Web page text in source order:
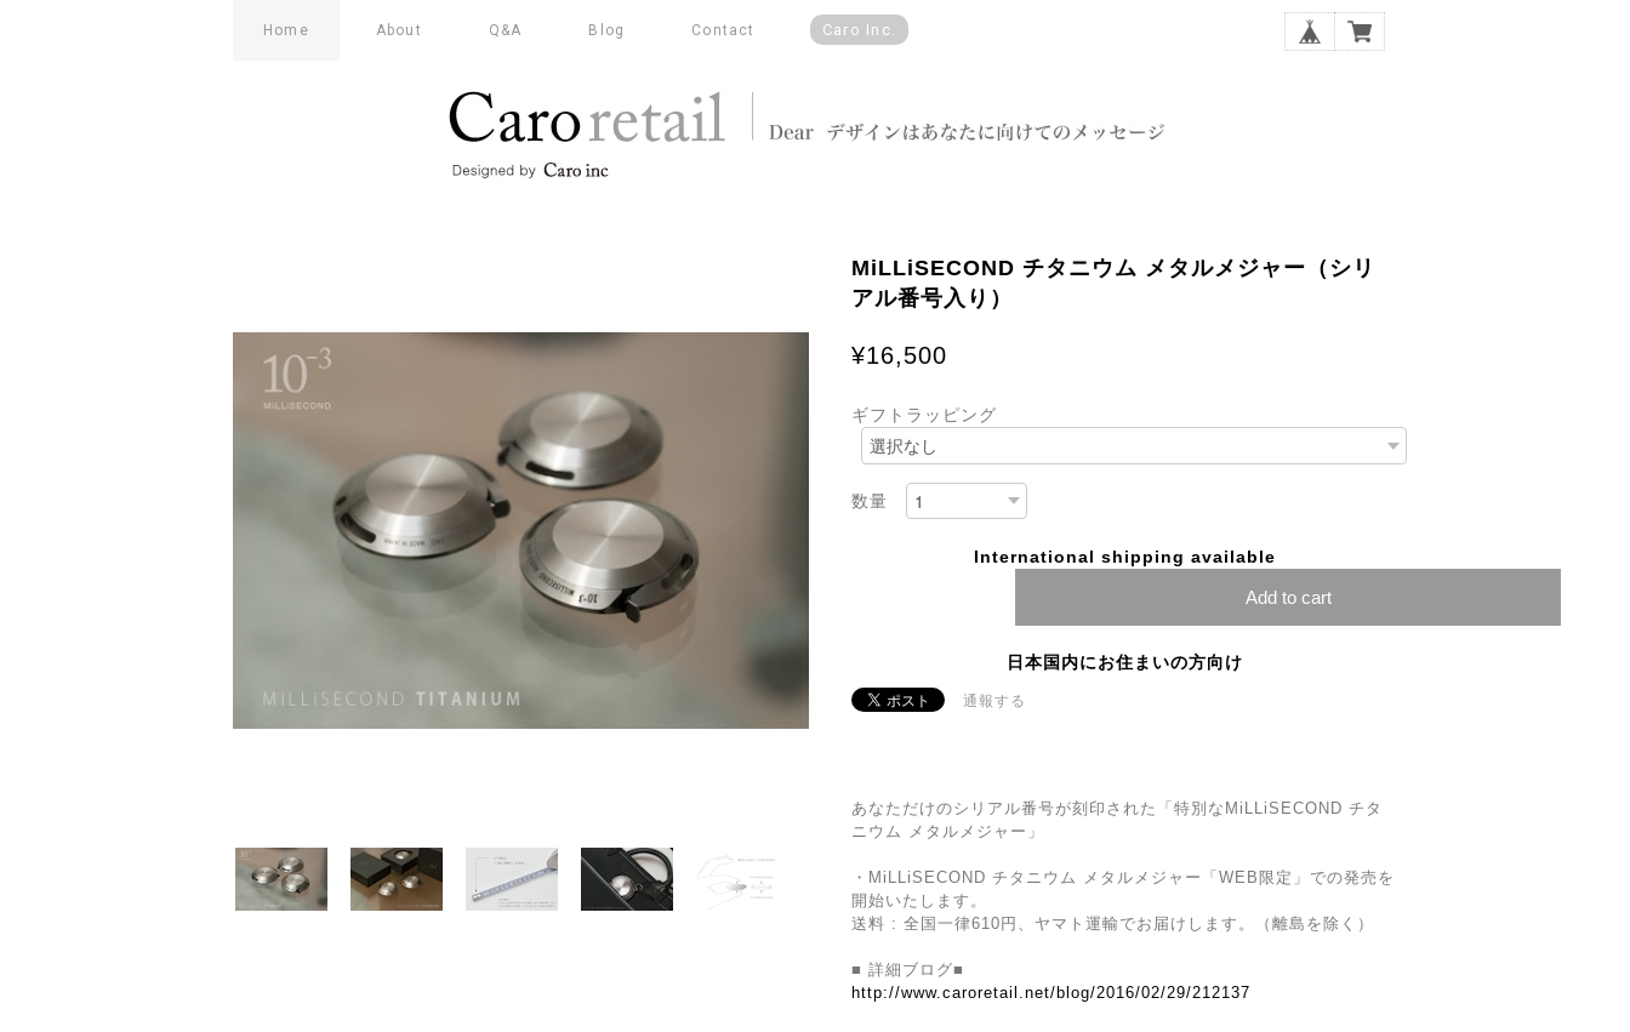
Home About Q&A Blog Contact Caro Inc.
MiLLiSECOND チタニウム メタルメジャー（シリ
アル番号入り）
¥16,500
ギフトラッピング
数量
International shipping available
Add to cart
日本国内にお住まいの方向け
通報する
あなただけのシリアル番号が刻印された「特別なMiLLiSECOND チタ
ニウム メタルメジャー」
・MiLLiSECOND チタニウム メタルメジャー「WEB限定」での発売を
開始いたします。
送料 : 全国一律610円、ヤマト運輸でお届けします。（離島を除く）
■ 詳細ブログ■
http://www.caroretail.net/blog/2016/02/29/212137